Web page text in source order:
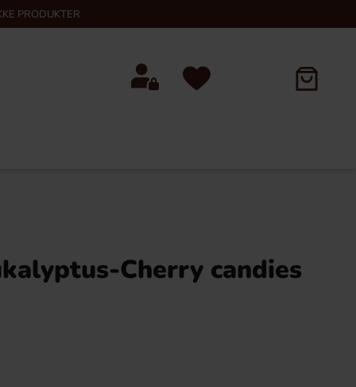
PRODUKTER
Cherry candies